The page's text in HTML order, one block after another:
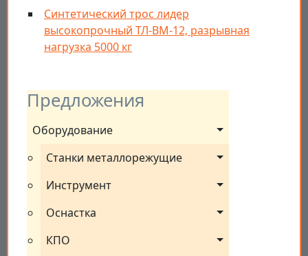
Предложения
Оборудование
Станки металлорежущие
Инструмент
Оснастка
КПО
Синтетический трос лидер
высокопрочный ТЛ-ВМ-12, разрывная
нагрузка 5000 кг